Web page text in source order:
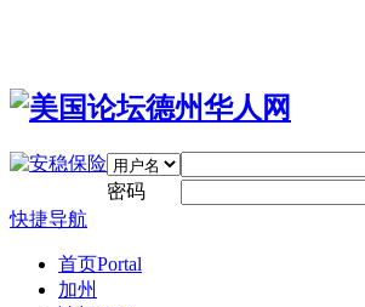
密码
快捷导航
首页Portal
加州